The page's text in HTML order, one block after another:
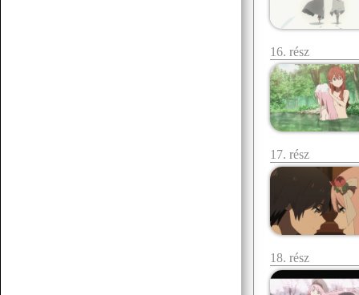
16. rész
17. rész
18. rész